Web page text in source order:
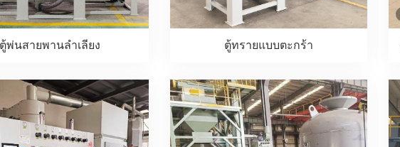
ตู้พ่นสายพานลำเลียง ตู้ทรายแบบตะกร้า